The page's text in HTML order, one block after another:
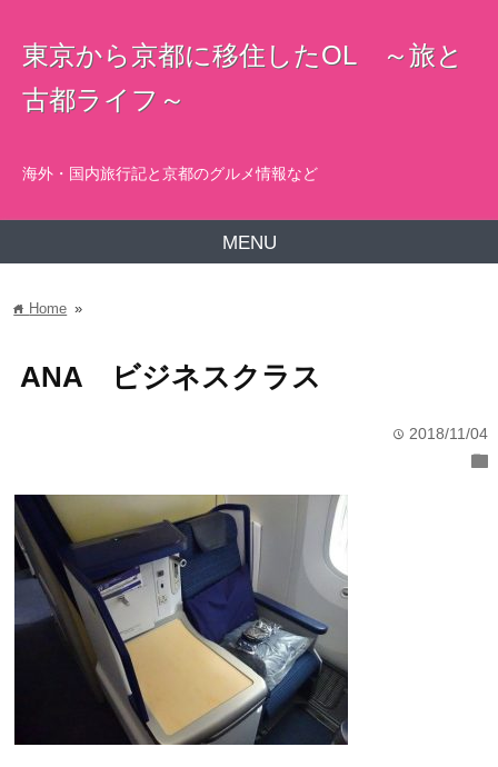
東京から京都に移住したOL ～旅と
古都ライフ～
海外・国内旅行記と京都のグルメ情報など
MENU
home Home »
ANA ビジネスクラス
time 2018/11/04
folder